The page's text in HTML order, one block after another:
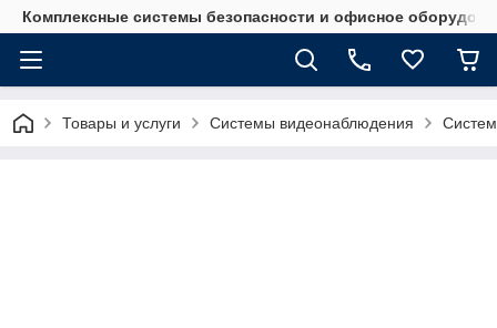
Комплексные системы безопасности и офисное
Товары и услуги Системы видеонаблюдения